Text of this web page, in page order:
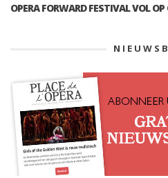
OPERA FORWARD FESTIVAL VOL